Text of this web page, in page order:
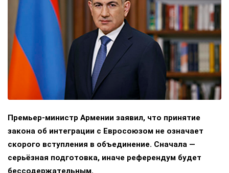
Премьер-министр Армении заявил, что принятие
закона об интеграции с Евросоюзом не означает
скорого вступления в объединение. Сначала —
серьёзная подготовка, иначе референдум будет